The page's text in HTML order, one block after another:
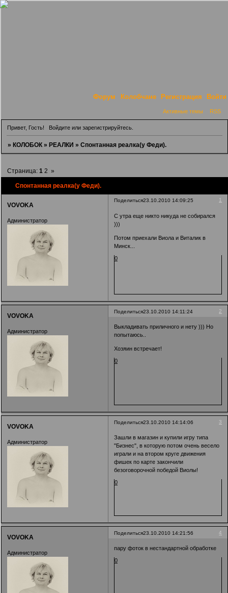
Форум Колобчане Регистрация Войти
Активные темы RSS
Привет, Гость! Войдитеили зарегистрируйтесь.
»КОЛОБОК »РЕАЛКИ »Спонтанная реалка(у Феди).
Спонтанная реалка(у Феди).
Страница:1 2 »
Поделиться 1
23.10.2010 14:09:25
VOVOKA
Администратор
С утра еще никто никуда не собирался
)))
Потом приехали Виола и Виталик в
Минск...
0
Поделиться 2
23.10.2010 14:11:24
VOVOKA
Администратор
Выкладивать приличного и нету ))) Но
попытаюсь..
Хозяин встречает!
0
Поделиться 3
23.10.2010 14:14:06
VOVOKA
Администратор
Зашли в магазин и купили игру типа
"Бизнес", в которую потом очень весело
играли и на втором круге движения
фишек по карте закончили
безоговорочной победой Виолы!
0
Поделиться 4
23.10.2010 14:21:56
VOVOKA
Администратор
пару фоток в нестандартной обработке
0